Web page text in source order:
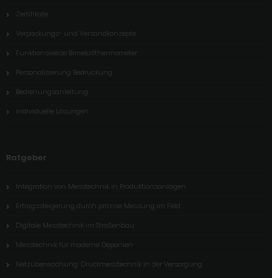
Zertifikate
Verpackungs- und Versandkonzepte
Funktionsweise Bimetallthermometer
Personalisierung Bedruckung
Bedienungsanleitung
individuelle Lösungen
Ratgeber
Integration von Messtechnik in Produktionsanlagen
Ertragssteigerung durch präzise Messung im Feld
Digitale Messtechnik im Straßenbau
Messtechnik für moderne Deponien
Netzüberwachung: Druckmesstechnik in der Versorgung